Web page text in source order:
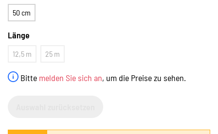
Bitte melden Sie sich an, um die Preise zu sehen.
50 cm
Länge
12,5 m 25 m